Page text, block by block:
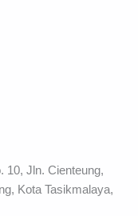
10, Jln. Cienteung,
Kota Tasikmalaya,